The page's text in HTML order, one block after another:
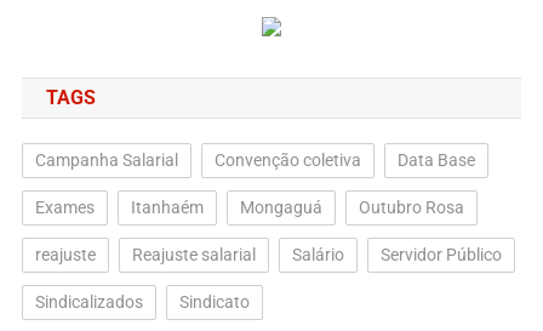
TAGS
Campanha Salarial Convenção coletiva Data Base
Exames Itanhaém Mongaguá Outubro Rosa
reajuste Reajuste salarial Salário Servidor Público
Sindicalizados Sindicato